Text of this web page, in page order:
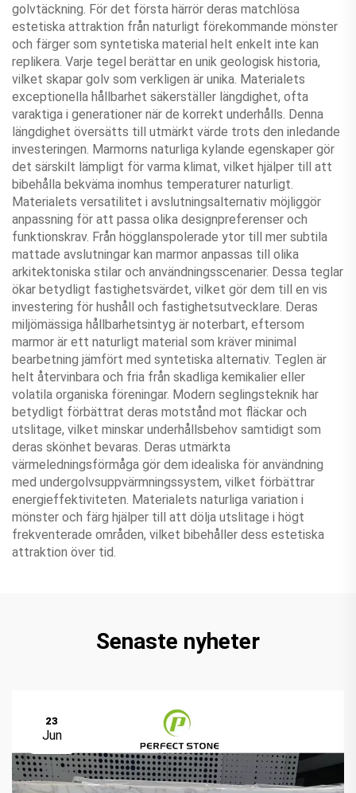
golvtäckning. För det första härrör deras matchlösa
estetiska attraktion från naturligt förekommande mönster
och färger som syntetiska material helt enkelt inte kan
replikera. Varje tegel berättar en unik geologisk historia,
vilket skapar golv som verkligen är unika. Materialets
exceptionella hållbarhet säkerställer längdighet, ofta
varaktiga i generationer när de korrekt underhålls. Denna
längdighet översätts till utmärkt värde trots den inledande
investeringen. Marmorns naturliga kylande egenskaper gör
det särskilt lämpligt för varma klimat, vilket hjälper till att
bibehålla bekväma inomhus temperaturer naturligt.
Materialets versatilitet i avslutningsalternativ möjliggör
anpassning för att passa olika designpreferenser och
funktionskrav. Från högglanspolerade ytor till mer subtila
mattade avslutningar kan marmor anpassas till olika
arkitektoniska stilar och användningsscenarier. Dessa teglar
ökar betydligt fastighetsvärdet, vilket gör dem till en vis
investering för hushåll och fastighetsutvecklare. Deras
miljömässiga hållbarhetsintyg är noterbart, eftersom
marmor är ett naturligt material som kräver minimal
bearbetning jämfört med syntetiska alternativ. Teglen är
helt återvinbara och fria från skadliga kemikalier eller
volatila organiska föreningar. Modern seglingsteknik har
betydligt förbättrat deras motstånd mot fläckar och
utslitage, vilket minskar underhållsbehov samtidigt som
deras skönhet bevaras. Deras utmärkta
värmeledningsförmåga gör dem idealiska för användning
med undergolvsuppvärmningssystem, vilket förbättrar
energieffektiviteten. Materialets naturliga variation i
mönster och färg hjälper till att dölja utslitage i högt
frekventerade områden, vilket bibehåller dess estetiska
attraktion över tid.
Senaste nyheter
23
Jun